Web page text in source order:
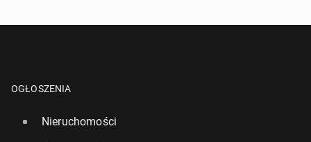
OGŁOSZENIA
Nieruchomości